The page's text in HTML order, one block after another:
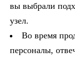
вы выбрали
узел.
Во время
персоналы,